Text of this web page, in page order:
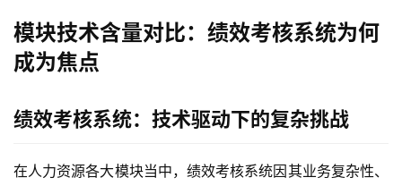
模块技术含量对比：绩效考核系统为何
成为焦点
绩效考核系统：技术驱动下的复杂挑战
在人力资源各大模块当中，绩效考核系统因其业务复杂性、